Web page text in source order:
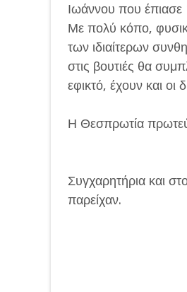
Ιωάννου που έπιασε
Με πολύ κόπο,
των ιδιαίτερων
στις βουτιές θα
εφικτό, έχουν και οι
Η Θεσπρωτία
Συγχαρητήρια και
παρείχαν.